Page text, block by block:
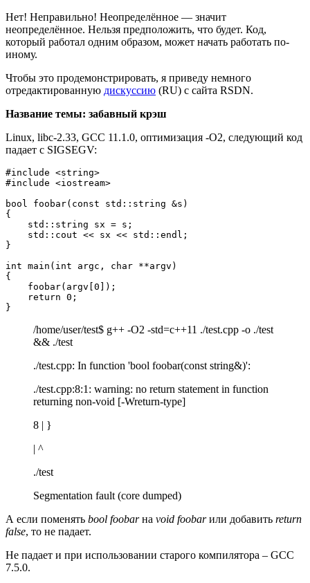
Нет! Неправильно! Неопределённое — значит
неопределённое. Нельзя предположить, что будет. Код,
который работал одним образом, может начать работать по-
иному.
Чтобы это продемонстрировать, я приведу немного
отредактированную дискуссию (RU) с сайта RSDN.
Название темы: забавный крэш
Linux, libc-2.33, GCC 11.1.0, оптимизация -O2, следующий код
падает с SIGSEGV:
#include <string>
#include <iostream>
bool foobar(const std::string &s)
{
    std::string sx = s;
    std::cout << sx << std::endl;
}
int main(int argc, char **argv)
{
    foobar(argv[0]);
    return 0;
}
/home/user/test$ g++ -O2 -std=c++11 ./test.cpp -o ./test
&& ./test
./test.cpp: In function 'bool foobar(const string&)':
./test.cpp:8:1: warning: no return statement in function
returning non-void [-Wreturn-type]
8 | }
| ^
./test
Segmentation fault (core dumped)
А если поменять bool foobarна void foobarили добавить return
false, то не падает.
Не падает и при использовании старого компилятора – GCC
7.5.0.